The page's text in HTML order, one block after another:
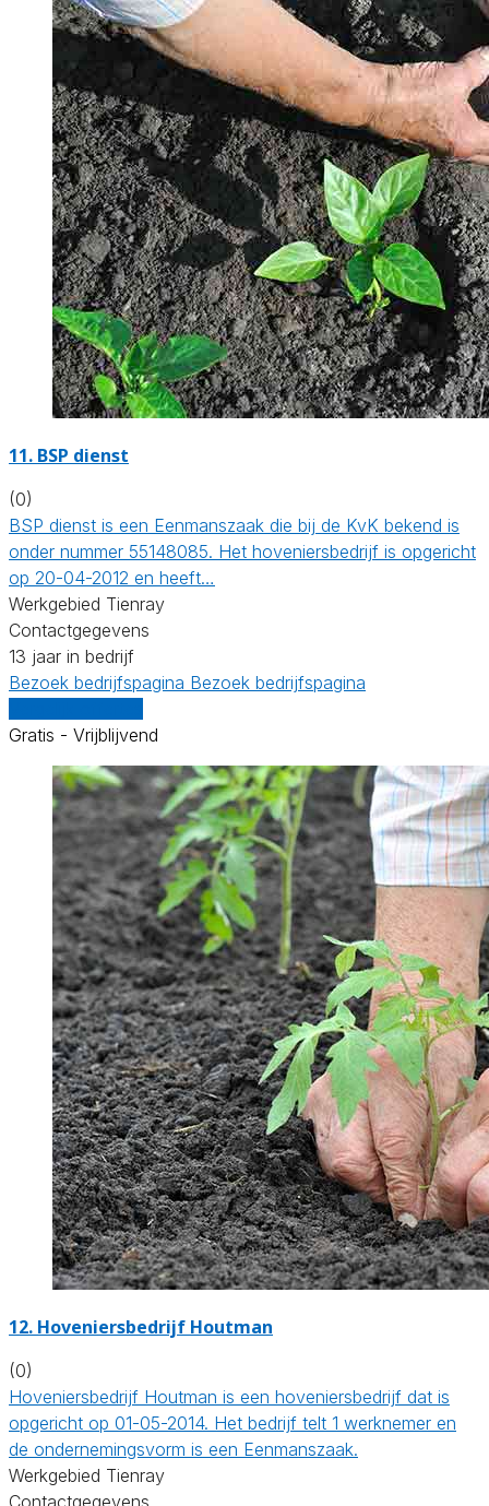
11. BSP dienst
(0)
BSP dienst is een Eenmanszaak die bij de KvK bekend is
onder nummer 55148085. Het hoveniersbedrijf is opgericht
op 20-04-2012 en heeft…
Werkgebied Tienray
Contactgegevens
13 jaar in bedrijf
Bezoek bedrijfspagina Bezoek bedrijfspagina
Gratis - Vrijblijvend
12. Hoveniersbedrijf Houtman
(0)
Hoveniersbedrijf Houtman is een hoveniersbedrijf dat is
opgericht op 01-05-2014. Het bedrijf telt 1 werknemer en
de ondernemingsvorm is een Eenmanszaak.
Werkgebied Tienray
Contactgegevens